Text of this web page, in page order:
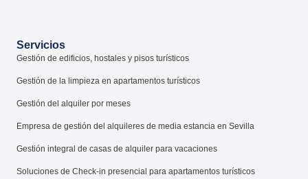
Servicios
Gestión de edificios, hostales y pisos turísticos
Gestión de la limpieza en apartamentos turísticos
Gestión del alquiler por meses
Empresa de gestión del alquileres de media estancia en Sevilla
Gestión integral de casas de alquiler para vacaciones
Soluciones de Check-in presencial para apartamentos turísticos